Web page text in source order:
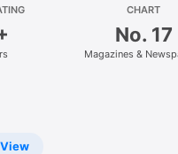
CHART
No. 17
Magazines &
View